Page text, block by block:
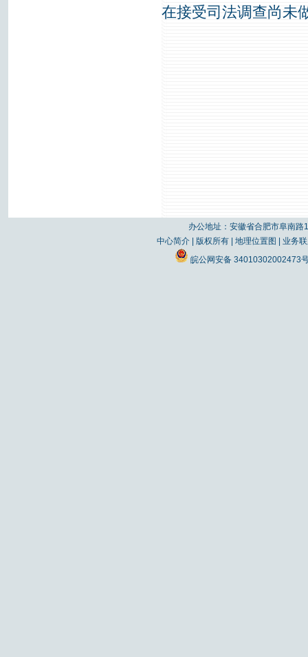
在接受司法调查尚未
办公地址：安徽省合肥市阜南
中心简介| 版权所有| 地理位置图
业务
皖公网安备 34010302002473